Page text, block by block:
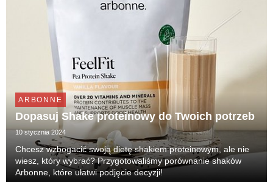
ARBONNE
Dopasuj Shake proteinowy do Twoich potrzeb
10 stycznia 2024
Chcesz wzbogacić swoją dietę shakiem proteinowym, ale nie
wiesz, który wybrać? Przygotowaliśmy porównanie shaków
Arbonne, które ułatwi podjęcie decyzji!